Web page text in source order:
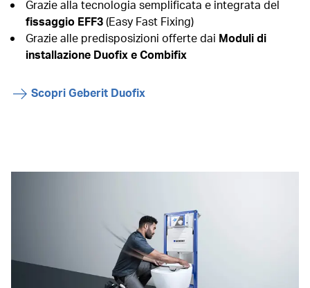
Grazie alla tecnologia semplificata e integrata del
fissaggio EFF3(Easy Fast Fixing)
Grazie alle predisposizioni offerte dai Moduli di
installazione Duofix e Combifix
Scopri Geberit Duofix